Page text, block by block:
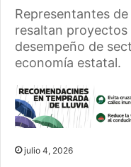
Representantes
resaltan
desempeño de
economía estatal.
julio 4, 2026